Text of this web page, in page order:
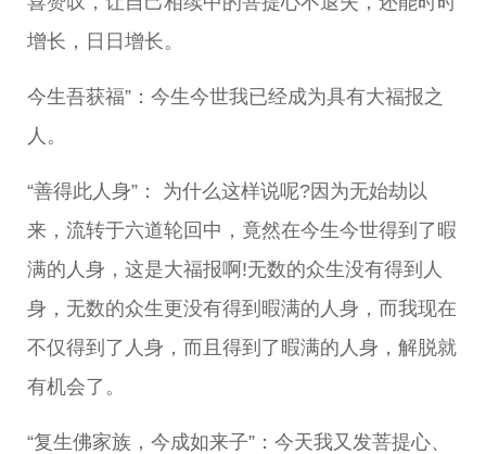
增长，日日增长。
今生吾获福”：今生今世我已经成为具有大福报之
人。
“善得此人身”： 为什么这样说呢?因为无始劫以
来，流转于六道轮回中，竟然在今生今世得到了暇
满的人身，这是大福报啊!无数的众生没有得到人
身，无数的众生更没有得到暇满的人身，而我现在
不仅得到了人身，而且得到了暇满的人身，解脱就
有机会了。
“复生佛家族，今成如来子”：今天我又发菩提心、